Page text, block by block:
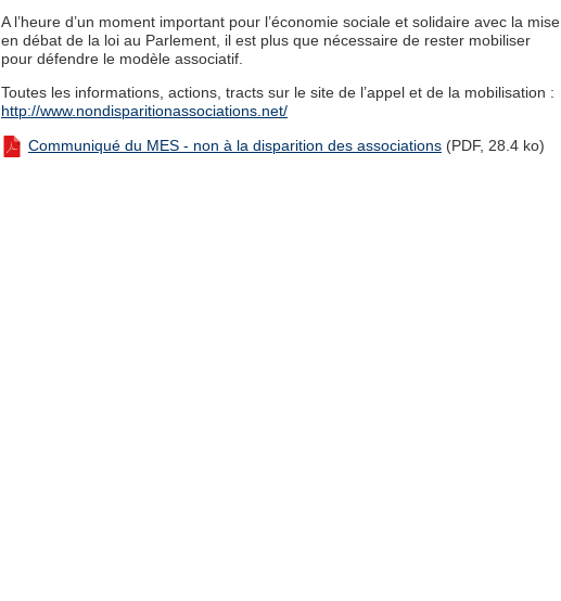
A l’heure d’un moment important pour l’économie sociale et solidaire avec la mise
en débat de la loi au Parlement, il est plus que nécessaire de rester mobiliser
pour défendre le modèle associatif.
Toutes les informations, actions, tracts sur le site de l’appel et de la mobilisation :
http://www.nondisparitionassociations.net/
Communiqué du MES - non à la disparition des associations (PDF, 28.4 ko)